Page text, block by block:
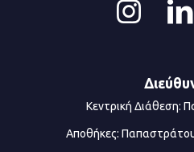
Κεντρική Διάθεση:
Αποθήκες: